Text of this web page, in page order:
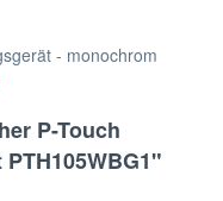
- monochrom
P-Touch